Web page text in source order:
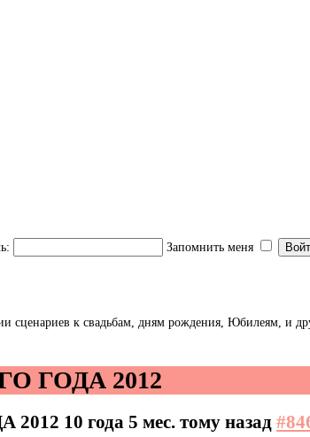
Запомнить меня
сценариев к свадьбам, дням рождения, Юбилеям, и
ГОДА 2012
2012 10 года 5 мес. тому назад